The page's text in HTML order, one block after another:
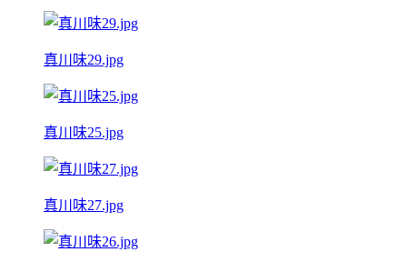
真川味29.jpg
真川味25.jpg
真川味27.jpg